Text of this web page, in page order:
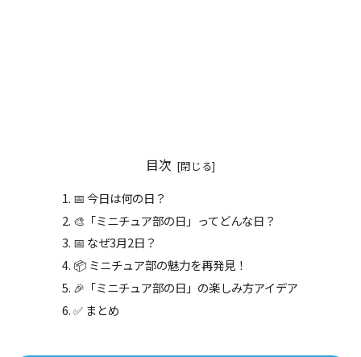
目次
📅 今日は何の日？
🎨「ミニチュア部の日」ってどんな日？
📅 なぜ3月2日？
📦 ミニチュア部の魅力を再発見！
🎉「ミニチュア部の日」の楽しみ方アイデア
✅ まとめ